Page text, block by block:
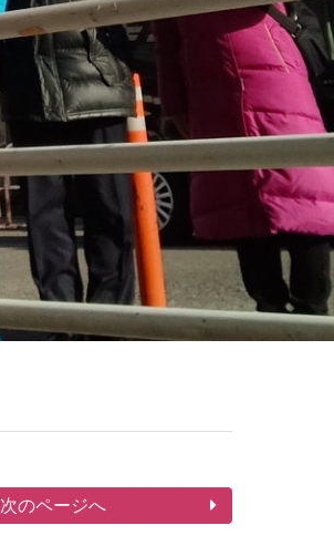
次のページへ